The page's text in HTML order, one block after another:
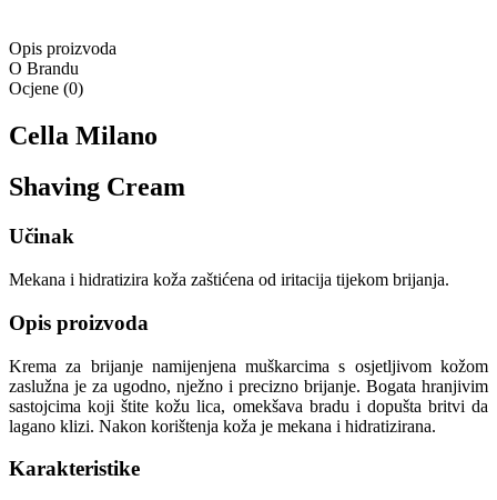
Opis proizvoda
O Brandu
Ocjene (0)
Cella Milano
Shaving Cream
Učinak
Mekana i hidratizira koža zaštićena od iritacija tijekom brijanja.
Opis proizvoda
Krema za brijanje namijenjena muškarcima s osjetljivom kožom
zaslužna je za ugodno, nježno i precizno brijanje. Bogata hranjivim
sastojcima koji štite kožu lica, omekšava bradu i dopušta britvi da
lagano klizi. Nakon korištenja koža je mekana i hidratizirana.
Karakteristike